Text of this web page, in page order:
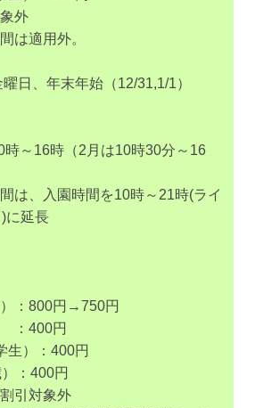
外
は適用外。
日、年末年始（12/31,1/1）
～16時（2月は10時30分～16
は、入園時間を10時～21時(ライ
に延長
：800円→750円
円
生）：400円
：400円
引対象外